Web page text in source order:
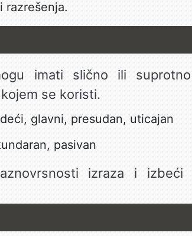
razrešenja.
imati slično ili
se koristi.
glavni, presudan, uticajan
pasivan
izraza i izbeći